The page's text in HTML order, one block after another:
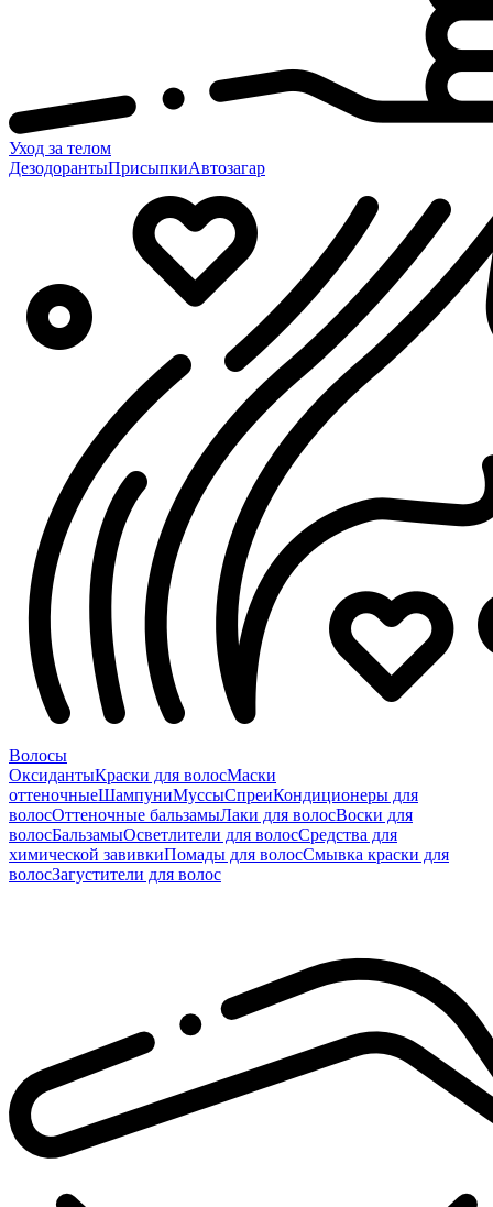
Уход за телом
ДезодорантыПрисыпкиАвтозагар
Волосы
ОксидантыКраски для волосМаски
оттеночныеШампуниМуссыСпреиКондиционеры для
волосОттеночные бальзамыЛаки для волосВоски для
волосБальзамыОсветлители для волосСредства для
химической завивкиПомады для волосСмывка краски для
волосЗагустители для волос